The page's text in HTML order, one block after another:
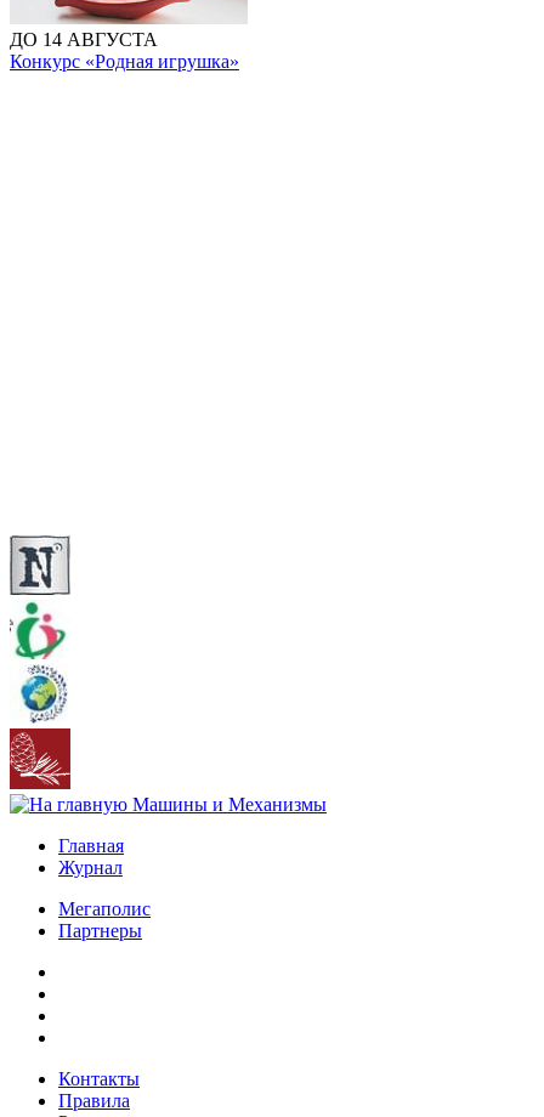
ДО 14 АВГУСТА
Конкурс «Родная игрушка»
Главная
Журнал
Мегаполис
Партнеры
Контакты
Правила